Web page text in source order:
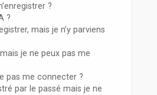
?
?
mais je n’y parviens
je ne peux pas me
pas me connecter ?
par le passé mais je ne